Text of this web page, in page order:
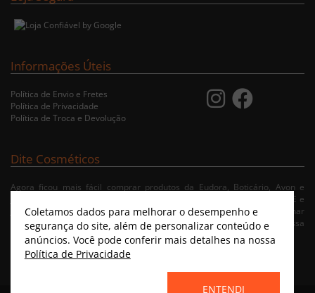
Informações Úteis
Política de Envio e Fretes
Política de Privacidade
Política de Troca e Devolução
Dite Cosméticos
Agora ficou mais fácil comprar produtos da Eudora, Boticário, Avon e
Jequiti nas cidades de Recife/PE, Olinda/PE, Paulista/PE, Abreu e Lima/PE e
Jaboatão/PE. A nossa loja virtual possibilita ao usuário navegar, selecionar
e fazer pedido de Delivery no conforto da sua residência. Consulte nossa
condições de entrega.
Coletamos dados para melhorar o desempenho e
segurança do site, além de personalizar conteúdo e
anúncios. Você pode conferir mais detalhes na nossa
Política de Privacidade
ENTENDI